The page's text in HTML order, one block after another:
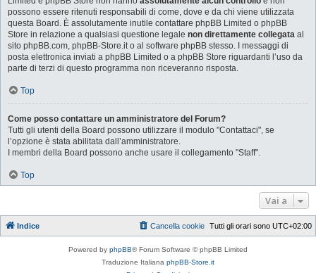
possono essere ritenuti responsabili di come, dove e da chi viene utilizzata
questa Board. È assolutamente inutile contattare phpBB Limited o phpBB
Store in relazione a qualsiasi questione legale non direttamente collegata al
sito phpBB.com, phpBB-Store.it o al software phpBB stesso. I messaggi di
posta elettronica inviati a phpBB Limited o a phpBB Store riguardanti l’uso da
parte di terzi di questo programma non riceveranno risposta.
Top
Come posso contattare un amministratore del Forum?
Tutti gli utenti della Board possono utilizzare il modulo "Contattaci", se
l’opzione è stata abilitata dall’amministratore.
I membri della Board possono anche usare il collegamento "Staff".
Top
Vai a
Indice Tutti gli orari sono UTC+02:00
Cancella cookie
Powered by phpBB® Forum Software © phpBB Limited
Traduzione Italiana phpBB-Store.it